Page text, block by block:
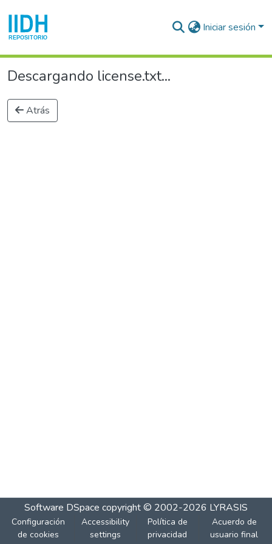
Iniciar sesión
Descargando license.txt...
Atrás
Software DSpace copyright © 2002-2026 LYRASIS
Configuración
de cookies
Accessibility
settings
Política de
privacidad
Acuerdo de
usuario final